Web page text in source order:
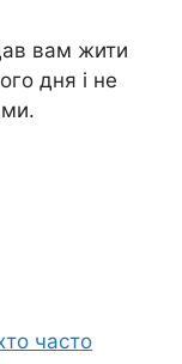
вам жити
дня і не
часто